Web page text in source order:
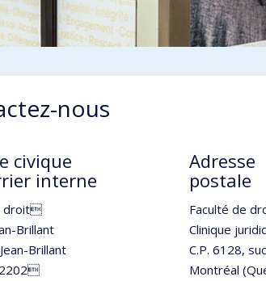
nous
civique
interne
droit
Brillant
Brillant
Adresse
postale
Faculté de
Clinique
C.P. 6128,
Montréal